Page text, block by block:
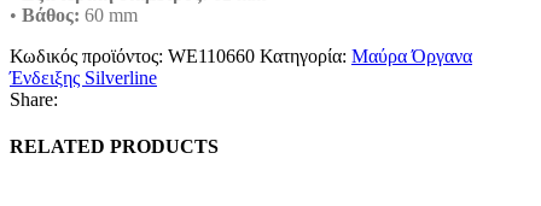
• Βάθος: 60 mm
Κωδικός προϊόντος: WE110660 Κατηγορία: Μαύρα Όργανα
Ένδειξης Silverline
Share:
RELATED PRODUCTS